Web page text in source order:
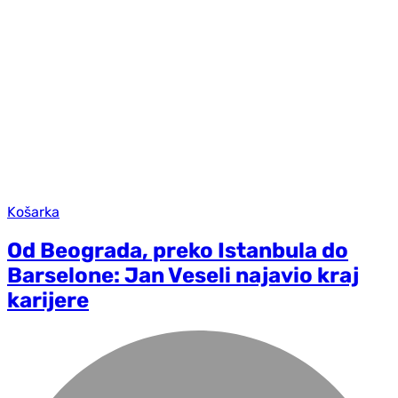
Košarka
Od Beograda, preko Istanbula do
Barselone: Jan Veseli najavio kraj
karijere